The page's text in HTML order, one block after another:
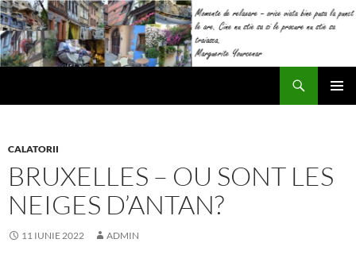
Sari
la
conținut
CALATORII
BRUXELLES – OU SONT LES
NEIGES D’ANTAN?
11 IUNIE 2022 ADMIN